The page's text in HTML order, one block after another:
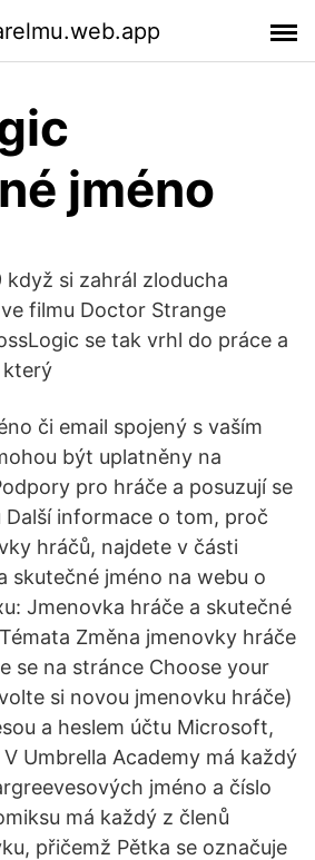
jméno
když si zahrál zloducha
filmu Doctor Strange
se tak vrhl do práce a
který
či email spojený s vaším
být uplatněny na
pro hráče a posuzují se
informace o tom, proč
hráčů, najdete v části
skutečné jméno na webu o
Jmenovka hráče a skutečné
Změna jmenovky hráče
se na stránce Choose your
si novou jmenovku hráče)
a heslem účtu Microsoft,
Umbrella Academy má každý
jméno a číslo
má každý z členů
přičemž Pětka se označuje